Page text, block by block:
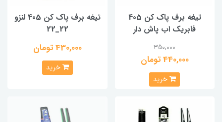
تیغه برف پاک کن 405
فابریک اب پاش دار
350,000
440,000 تومان
خرید
تیغه برف پاک کن 405 لنزو
22_22
430,000 تومان
خرید